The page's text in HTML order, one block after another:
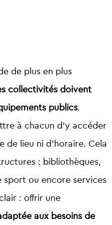
de plus en plus
collectivités doivent
publics.
à chacun d’y accéder
de lieu ni d’horaire. Cela
: bibliothèques,
sport ou encore services
: offrir une
aux besoins de